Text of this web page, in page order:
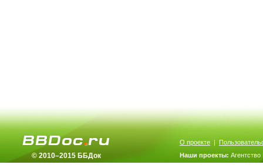
© 2010–2015 ББДок
О проекте |
Наши проекты: